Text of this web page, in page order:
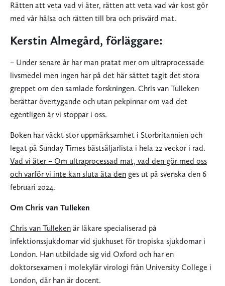
Rätten att veta vad vi äter, rätten att veta vad vår kost gör
med vår hälsa och rätten till bra och prisvärd mat.
Kerstin Almegård, förläggare:
– Under senare år har man pratat mer om ultraprocessade
livsmedel men ingen har på det här sättet tagit det stora
greppet om den samlade forskningen. Chris van Tulleken
berättar övertygande och utan pekpinnar om vad det
egentligen är vi stoppar i oss.
Boken har väckt stor uppmärksamhet i Storbritannien och
legat på Sunday Times bästsäljarlista i hela 22 veckor i rad.
Vad vi äter – Om ultraprocessad mat, vad den gör med oss
och varför vi inte kan sluta äta den ges ut på svenska den 6
februari 2024.
Om Chris van Tulleken
Chris van Tulleken är läkare specialiserad på
infektionssjukdomar vid sjukhuset för tropiska sjukdomar i
London. Han utbildade sig vid Oxford och har en
doktorsexamen i molekylär virologi från University College i
London, där han är docent.